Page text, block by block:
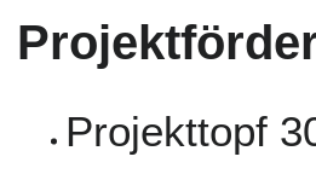
Projekttopf